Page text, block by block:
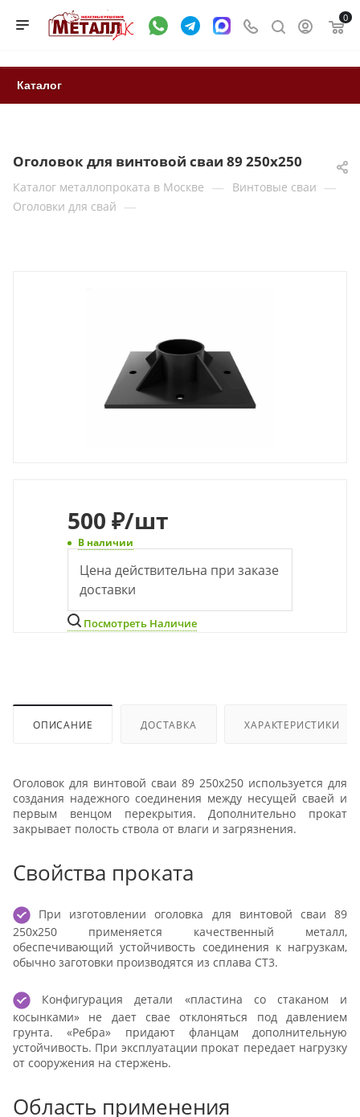
0
Каталог
Оголовок для винтовой сваи 89 250x250
Каталог металлопроката в Москве — Винтовые сваи —
Оголовки для свай —
500 ₽/шт
В наличии
Цена действительна при заказе
доставки
Посмотреть Наличие
ОПИСАНИЕ ДОСТАВКА ХАРАКТЕРИСТИКИ
Оголовок для винтовой сваи 89 250x250 используется для
создания надежного соединения между несущей сваей и
первым венцом перекрытия. Дополнительно прокат
закрывает полость ствола от влаги и загрязнения.
Свойства проката
При изготовлении оголовка для винтовой сваи 89
250x250 применяется качественный металл,
обеспечивающий устойчивость соединения к нагрузкам,
обычно заготовки производятся из сплава СТ3.
Конфигурация детали «пластина со стаканом и
косынками» не дает свае отклоняться под давлением
грунта. «Ребра» придают фланцам дополнительную
устойчивость. При эксплуатации прокат передает нагрузку
от сооружения на стержень.
Область применения